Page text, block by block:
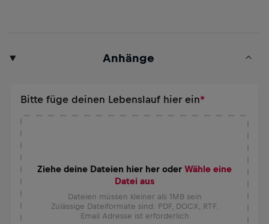
Anhänge
Bitte füge deinen Lebenslauf hier ein
Ziehe deine Dateien hier her oder Wähle eine
Datei aus
Dateien müssen kleiner als 1MB sein
Zulässige Dateiformate sind: PDF, DOCX, RTF.
Email Adresse ist erforderlich